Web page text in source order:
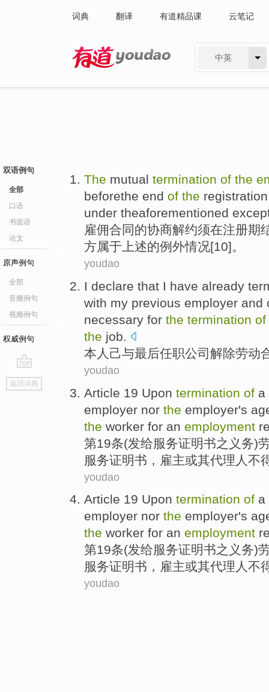
词典 翻译 有道精品课 云笔记
中英
双语例句
全部
口语
书面语
论文
原声例句
全部
音频例句
视频例句
权威例句
go
top
返回词典
The mutual termination of the
beforethe end of the registration
under theaforementioned
雇佣合同的协商解约须在注册期
方属于 上述的例外情况[10]。
youdao
I declare that I have already
with my previous employer
necessary for the termination of
the job.
本人 己与最后任职公司 解除劳动
youdao
Article 19 Upon termination of a
employer nor the employer's
the worker for an employment
第19条(发给服务证明书之义务)
服务证明书， 雇主或其代理人 不
youdao
Article 19 Upon termination of a
employer nor the employer's
the worker for an employment
第19条(发给服务证明书之义务)
服务证明书， 雇主或其代理人 不
youdao